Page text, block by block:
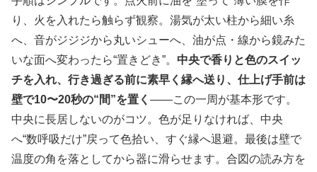
り、火を入れたら触らず観察。湯気が太い柱から細い糸
へ、音がジジジから丸いシューへ、油が点・線から鏡みた
いな面へ変わったら“置きどき”。 中央で香りと色のスイッ
チを入れ、行き過ぎる前に素早く縁へ送り、仕上げ手前は
壁で10〜20秒の“間”を置く ——この一周が基本形です。
中央に長居しないのがコツ。色が足りなければ、中央
へ“数呼吸だけ”戻って色拾い、すぐ縁へ退避。最後は壁で
温度の角を落としてから器に滑らせます。合図の読み方を